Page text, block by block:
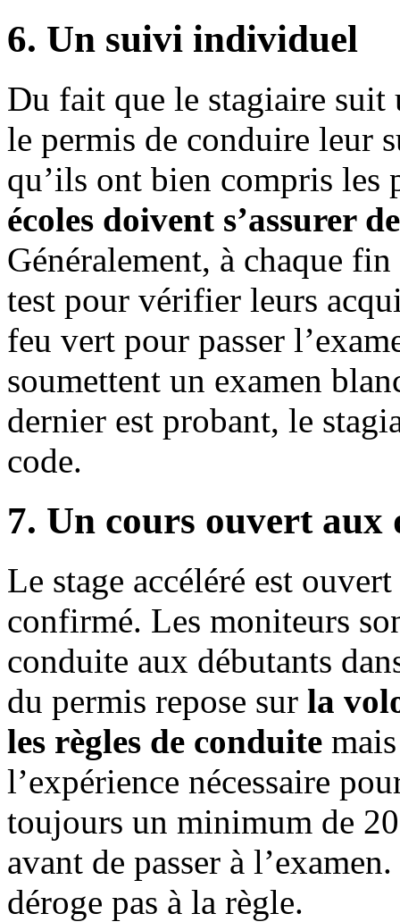
6. Un suivi individuel
Du fait que le stagiaire
le permis de conduire leur
qu’ils ont bien compris
écoles doivent s’assurer
Généralement, à chaque
test pour vérifier leurs
feu vert pour passer
soumettent un examen
dernier est probant, le
code.
7. Un cours ouvert aux
Le stage accéléré est
confirmé. Les moniteurs
conduite aux débutants
du permis repose sur la
les règles de conduite
l’expérience nécessaire
toujours un minimum de
avant de passer à
déroge pas à la règle.